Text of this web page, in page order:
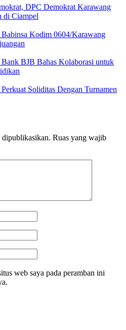
DPC Demokrat Karawang
di Ciampel
Kodim 0604/Karawang
BJB Bahas Kolaborasi untuk
Soliditas Dengan Turnamen
Ruas yang wajib
web saya pada peramban ini